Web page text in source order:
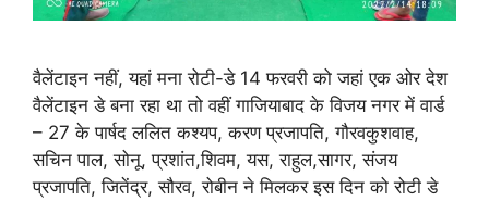
वैलेंटाइन नहीं, यहां मना रोटी-डे 14 फरवरी को जहां एक ओर देश
वैलेंटाइन डे बना रहा था तो वहीं गाजियाबाद के विजय नगर में वार्ड
– 27 के पार्षद ललित कश्यप, करण प्रजापति, गौरवकुशवाह,
सचिन पाल, सोनू, प्रशांत,शिवम, यस, राहुल,सागर, संजय
प्रजापति, जितेंद्र, सौरव, रोबीन ने मिलकर इस दिन को रोटी डे